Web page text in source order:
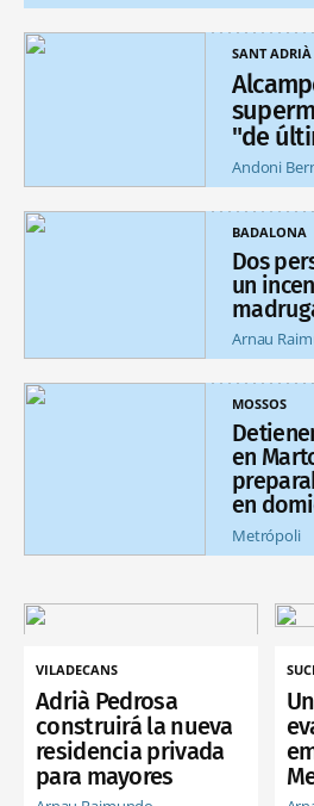
SANT ADRIÀ
"de
Andoni
BADALONA
Dos
un
Arnau
MOSSOS
en
en
Metrópoli
VILADECANS
Adrià Pedrosa
construirá la nueva
residencia privada
para mayores